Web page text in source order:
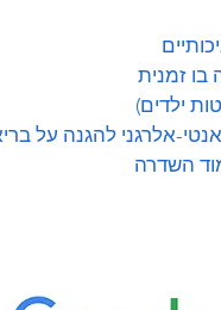
בו זמנית
אלרגני להגנה על
השדרה